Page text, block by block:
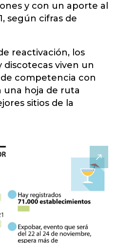
y con un aporte al
según cifras de
reactivación, los
discotecas viven un
competencia con
hoja de ruta
sitios de la